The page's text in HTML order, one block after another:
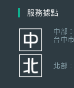
服務據點
中部
台中
北部 :